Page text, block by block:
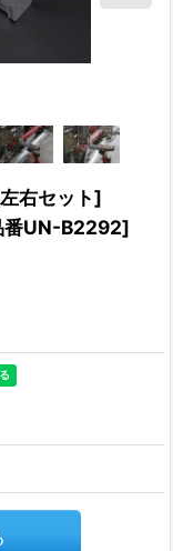
右セット]
番UN-B2292]